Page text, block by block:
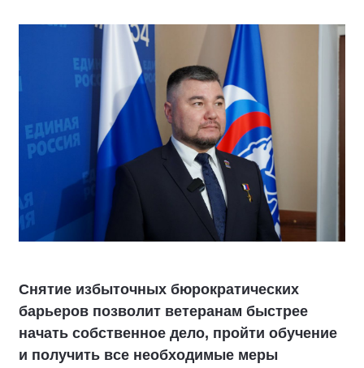
Снятие избыточных бюрократических
барьеров позволит ветеранам быстрее
начать собственное дело, пройти обучение
и получить все необходимые меры